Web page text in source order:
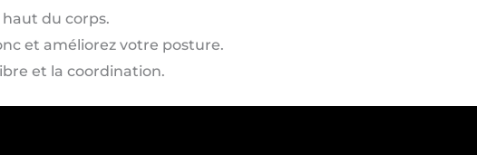
du corps.
et améliorez votre posture.
et la coordination.